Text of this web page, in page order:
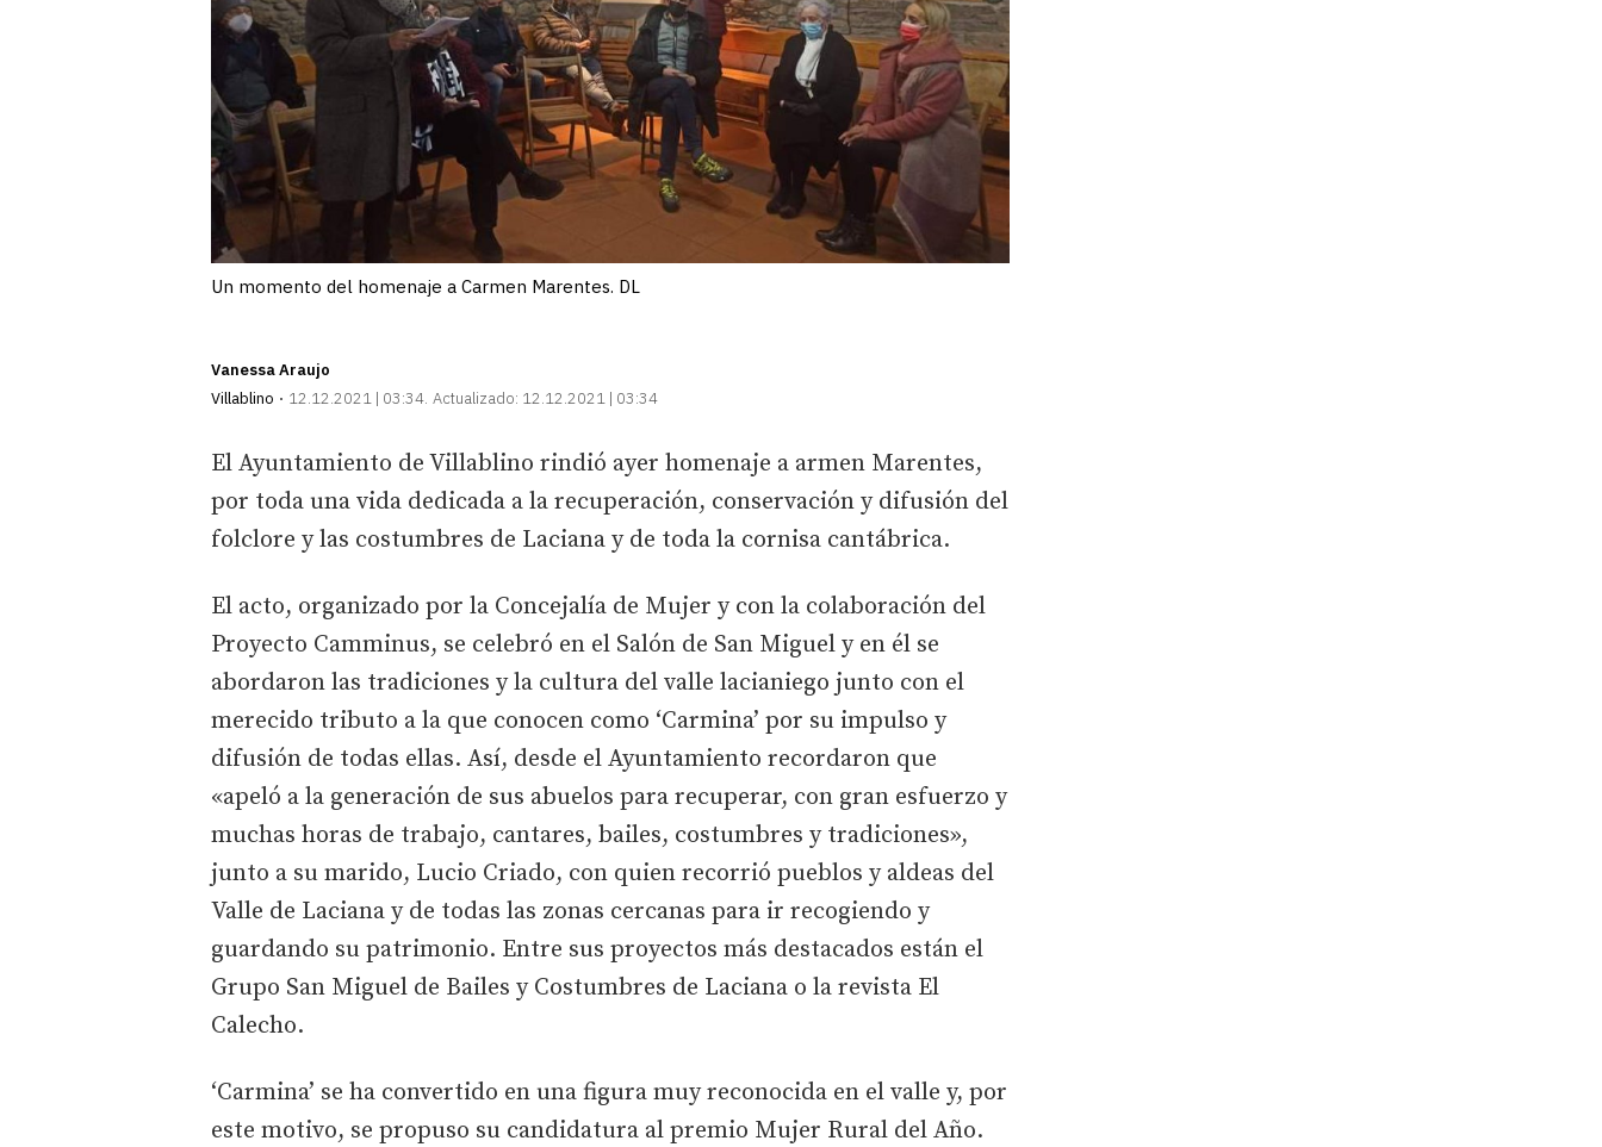
Un momento del homenaje a Carmen Marentes. DL
Vanessa Araujo
Villablino
12.12.2021 | 03:34 Actualizado: 12.12.2021 | 03:34
El Ayuntamiento de Villablino rindió ayer homenaje a armen Marentes,
por toda una vida dedicada a la recuperación, conservación y difusión del
folclore y las costumbres de Laciana y de toda la cornisa cantábrica.
El acto, organizado por la Concejalía de Mujer y con la colaboración del
Proyecto Camminus, se celebró en el Salón de San Miguel y en él se
abordaron las tradiciones y la cultura del valle lacianiego junto con el
merecido tributo a la que conocen como ‘Carmina’ por su impulso y
difusión de todas ellas. Así, desde el Ayuntamiento recordaron que
«apeló a la generación de sus abuelos para recuperar, con gran esfuerzo y
muchas horas de trabajo, cantares, bailes, costumbres y tradiciones»,
junto a su marido, Lucio Criado, con quien recorrió pueblos y aldeas del
Valle de Laciana y de todas las zonas cercanas para ir recogiendo y
guardando su patrimonio. Entre sus proyectos más destacados están el
Grupo San Miguel de Bailes y Costumbres de Laciana o la revista El
Calecho.
‘Carmina’ se ha convertido en una figura muy reconocida en el valle y, por
este motivo, se propuso su candidatura al premio Mujer Rural del Año.